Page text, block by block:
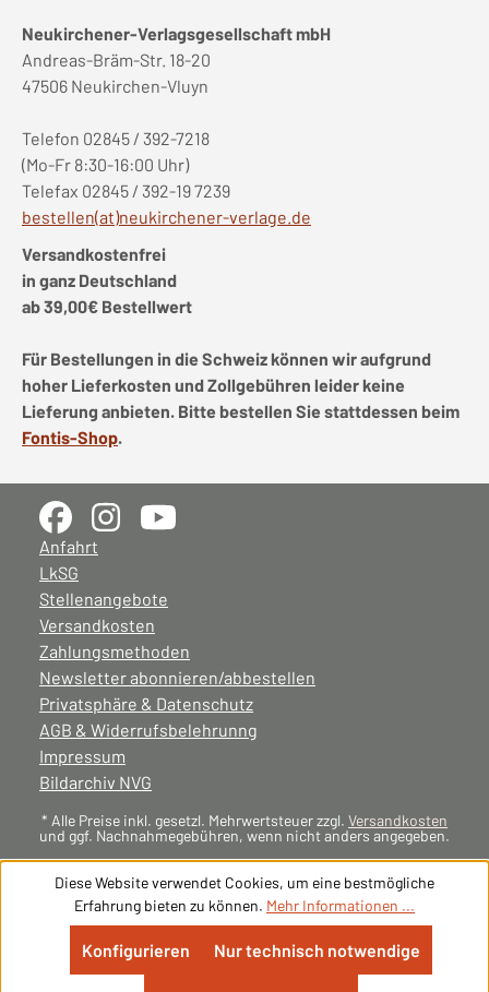
Neukirchener-Verlagsgesellschaft mbH
Andreas-Bräm-Str. 18-20
47506 Neukirchen-Vluyn
Telefon 02845 / 392-7218
(Mo-Fr 8:30-16:00 Uhr)
Telefax 02845 / 392-19 7239
bestellen(at)neukirchener-verlage.de
Versandkostenfrei
in ganz Deutschland
ab 39,00€ Bestellwert
Für Bestellungen in die Schweiz können wir aufgrund
hoher Lieferkosten und Zollgebühren leider keine
Lieferung anbieten. Bitte bestellen Sie stattdessen beim
Fontis-Shop.
Anfahrt
LkSG
Stellenangebote
Versandkosten
Zahlungsmethoden
Newsletter abonnieren/abbestellen
Privatsphäre & Datenschutz
AGB & Widerrufsbelehrunng
Impressum
Bildarchiv NVG
* Alle Preise inkl. gesetzl. Mehrwertsteuer zzgl. Versandkosten
und ggf. Nachnahmegebühren, wenn nicht anders angegeben.
Diese Website verwendet Cookies, um eine bestmögliche
Erfahrung bieten zu können. Mehr Informationen ...
Nur technisch notwendige
Konfigurieren